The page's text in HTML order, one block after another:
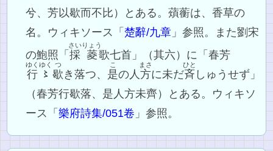
兮、芳以歇而不比）とある。薠蘅は、香草の
名。ウィキソース「楚辭/九章 」参照。また劉宋
の鮑照「採
さい
菱
りょう
歌七首」（其六）に「春芳
行〻
ゆくゆく
歇
つ
き落つ、 是
こ
の人方
まさ
に未だ斉
ひと
しゅうせず」
（春芳行歇落、是人方未齊）とある。ウィキソ
ース「樂府詩集/051卷 」参照。